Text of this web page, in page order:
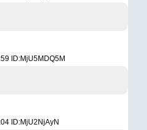
ID:MjU5MDQ5M
ID:MjU2NjAyN